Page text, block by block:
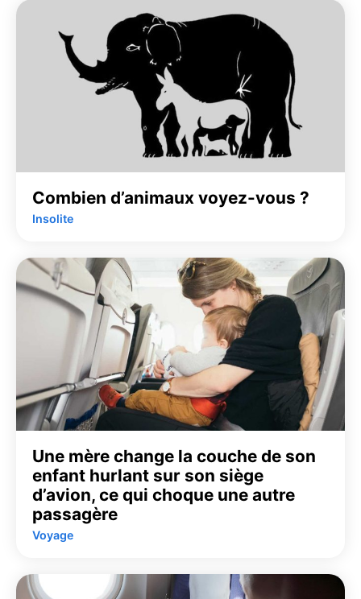
Combien d’animaux voyez-vous ?
Insolite
Une mère change la couche de son
enfant hurlant sur son siège
d’avion, ce qui choque une autre
passagère
Voyage